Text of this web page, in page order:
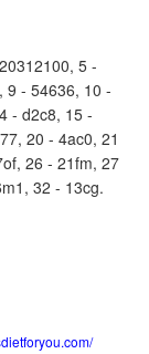
5 -
9 - 54636, 10 -
- d2c8, 15 -
20 - 4ac0, 21
26 - 21fm, 27
32 - 13cg.